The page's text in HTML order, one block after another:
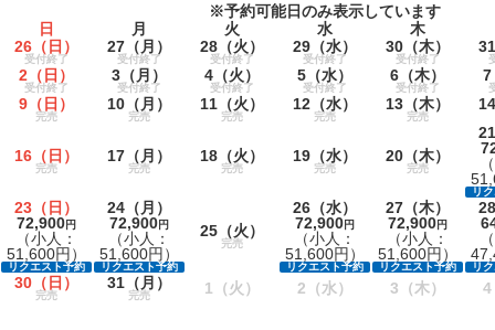
※予約可能日のみ表示しています
日
月 火 水
木
26 （日）
受付終了
27 （月）
受付終了
28 （火）
受付終了
29 （水）
受付終了
30 （木）
受付終了
31
2 （日）
受付終了
3 （月）
受付終了
4 （火）
受付終了
5 （水）
受付終了
6 （木）
受付終了
7
9 （日）
完売
10 （月）
完売
11 （火）
完売
12 （水）
完売
13 （木）
完売
14
16 （日）
完売
17 （月）
完売
18 （火）
完売
19 （水）
完売
20 （木）
完売
21
リ
23 （日）
72,900円
（小人：
51,600円）
リクエスト予約
24 （月）
72,900円
（小人：
51,600円）
リクエスト予約
25 （火）
完売
26 （水）
72,900円
（小人：
51,600円）
リクエスト予約
27 （木）
72,900円
（小人：
51,600円）
リクエスト予約
28
リ
30 （日）
完売
31 （月）
完売 1 （火） 2 （水） 3 （木） 4